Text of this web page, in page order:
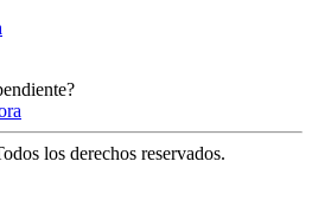
los derechos reservados.